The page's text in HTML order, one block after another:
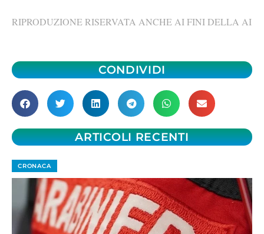
RIPRODUZIONE RISERVATA ANCHE AI FINI DELLA AI
CONDIVIDI
ARTICOLI RECENTI
CRONACA